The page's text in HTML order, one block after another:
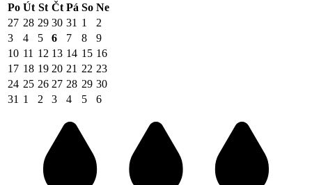
Po Út St Čt Pá So Ne
27 28 29 30 31 1
2
3
4 5 6 7 8
9
10 11 12 13 14 15 16
17 18 19 20 21 22 23
24 25 26 27 28 29 30
31 1 2 3 4 5 6